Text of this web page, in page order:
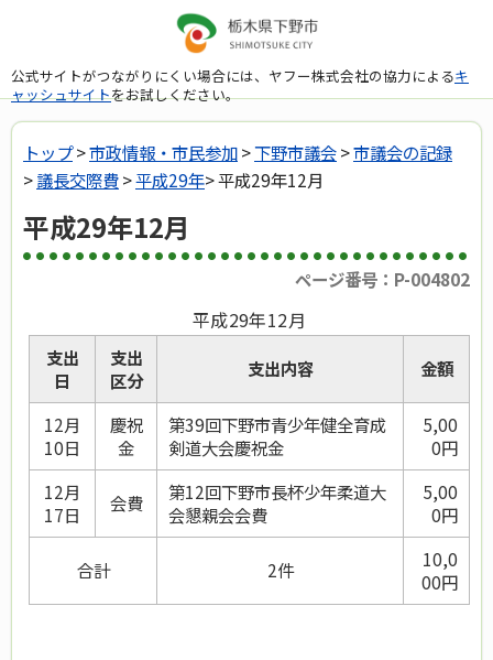
公式サイトがつながりにくい場合には、ヤフー株式会社の協力によるキ
ャッシュサイトをお試しください。
トップ>市政情報・市民参加>下野市議会>市議会の記録
>議長交際費>平成29年> 平成29年12月
平成29年12月
ページ番号：P-004802
平成29年12月
支出
日
支出
区分
支出内容 金額
12月
10日
慶祝
金
第39回下野市青少年健全育成
剣道大会慶祝金
5,00
0円
12月
17日
会費
第12回下野市長杯少年柔道大
会懇親会会費
5,00
0円
合計 2件
10,0
00円